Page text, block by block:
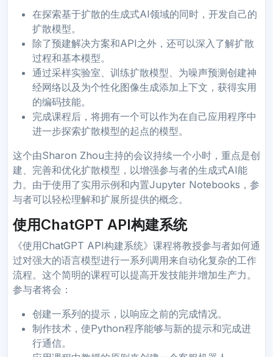
在探索基于扩散的生成式AI领域的同时，开发自己的
扩散模型。
除了预建解决方案和API之外，还可以深入了解扩散
过程和基本模型。
通过采样实验室、训练扩散模型、为噪声预测创建神
经网络以及为个性化图像生成添加上下文，获得实用
的编码技能。
完成课程后，将拥有一个可以作为在自己应用程序中
进一步探索扩散模型的起点的模型。
这个由Sharon Zhou主持的会议持续一个小时，重点是创
建、完善和优化扩散模型，以增强参与者的生成式AI能
力。由于使用了实用示例和内置Jupyter Notebooks，参
与者可以轻松理解和扩展所提供的概念。
使用ChatGPT API构建系统
《使用ChatGPT API构建系统》课程将教授参与者如何通
过对强大的语言模型进行一系列调用来自动化复杂的工作
流程。这个简明的课程可以提高开发技能并增加生产力。
参与者将会：
创建一系列的提示，以响应之前的完成情况。
制作技术，使Python程序能够与新的提示和完成进
行通信。